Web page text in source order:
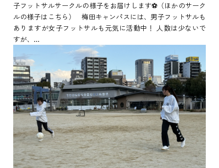
子フットサルサークルの様子をお届けします⚽（ほかのサーク
ルの様子はこちら） 梅田キャンパスには、男子フットサルも
ありますが女子フットサルも元気に活動中！ 人数は少ないで
すが、...